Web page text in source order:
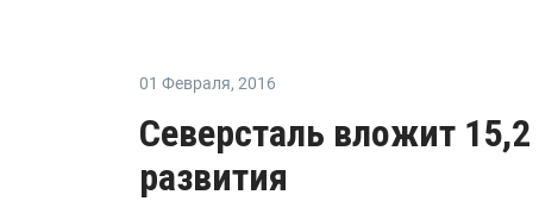
01 Февраля, 2016
Северсталь вложит
развития